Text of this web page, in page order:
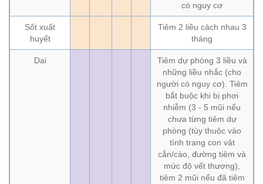
có nguy cơ
Sốt xuất
huyết
Tiêm 2 liều cách nhau 3
tháng
Dại
Tiêm dự phòng 3 liều và
những liều nhắc (cho
người có nguy cơ). Tiêm
bắt buộc khi bị phơi
nhiễm (3 - 5 mũi nếu
chưa từng tiêm dự
phòng (tùy thuộc vào
tình trạng con vật
cắn/cào, đường tiêm và
mức độ vết thương),
tiêm 2 mũi nếu đã tiêm